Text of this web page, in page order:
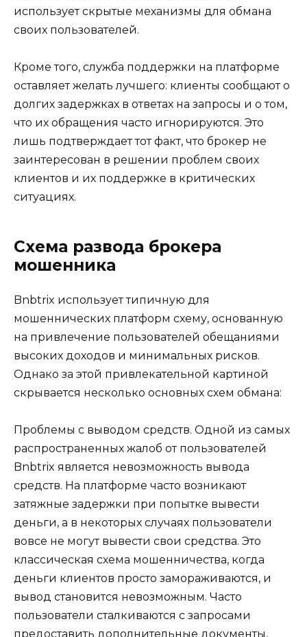
использует скрытые механизмы для обмана
своих пользователей.
Кроме того, служба поддержки на платформе
оставляет желать лучшего: клиенты сообщают о
долгих задержках в ответах на запросы и о том,
что их обращения часто игнорируются. Это
лишь подтверждает тот факт, что брокер не
заинтересован в решении проблем своих
клиентов и их поддержке в критических
ситуациях.
Схема развода брокера
мошенника
Bnbtrix использует типичную для
мошеннических платформ схему, основанную
на привлечение пользователей обещаниями
высоких доходов и минимальных рисков.
Однако за этой привлекательной картиной
скрывается несколько основных схем обмана:
Проблемы с выводом средств. Одной из самых
распространенных жалоб от пользователей
Bnbtrix является невозможность вывода
средств. На платформе часто возникают
затяжные задержки при попытке вывести
деньги, а в некоторых случаях пользователи
вовсе не могут вывести свои средства. Это
классическая схема мошенничества, когда
деньги клиентов просто замораживаются, и
вывод становится невозможным. Часто
пользователи сталкиваются с запросами
предоставить дополнительные документы,